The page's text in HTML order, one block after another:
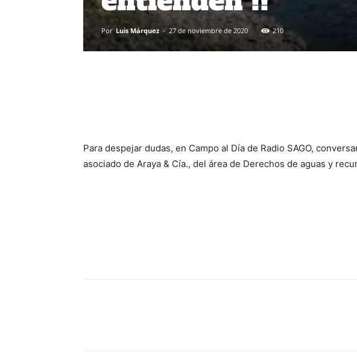
Por Luis Márquez - 27 de noviembre de 2020 210
Para despejar dudas, en Campo al Día de Radio SAGO,
asociado de Araya & Cía., del área de Derechos de aguas y